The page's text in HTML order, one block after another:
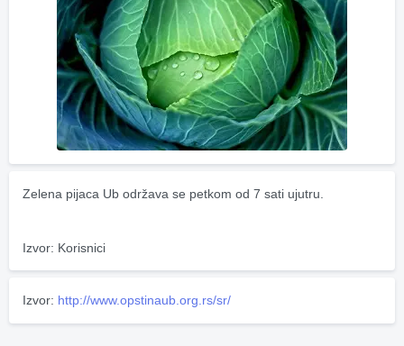
Zelena pijaca Ub održava se petkom od 7 sati ujutru.
Izvor: Korisnici
Izvor: http://www.opstinaub.org.rs/sr/